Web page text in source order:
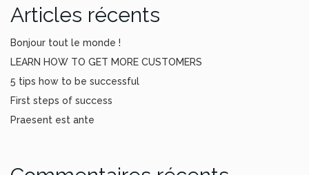
Articles récents
Bonjour tout le monde !
LEARN HOW TO GET MORE CUSTOMERS
5 tips how to be successful
First steps of success
Praesent est ante